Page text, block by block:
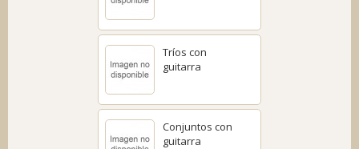
Tríos con
guitarra
Conjuntos con
guitarra